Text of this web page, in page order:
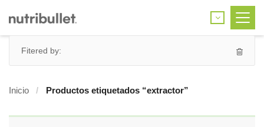
Fitered by:
Inicio Productos etiquetados “extractor”